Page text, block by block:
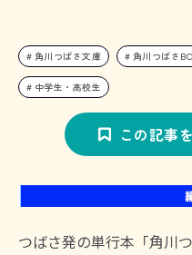
角川つばさ文庫 角川つばさ
中学生・高校生
この記事
つばさ発の単行本「角川